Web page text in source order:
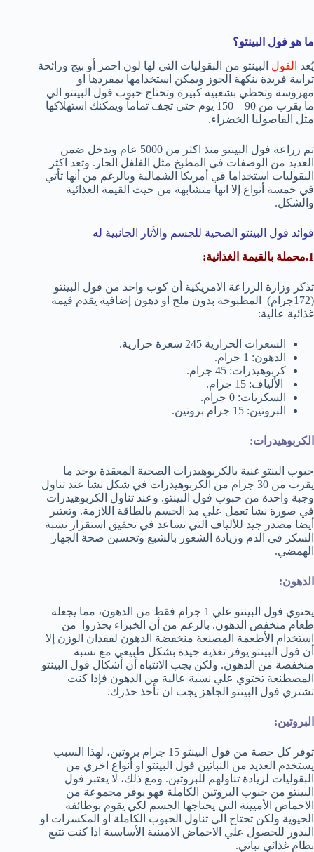
ما هو فول البينتو؟
يُعد الفول البينتو من البقوليات التي لها لون احمر أو بيج ورائحة
ترابية فريدة بنكهة الجوز ويمكن استخدامها بمفردها او
مهروسة وتحظي بشعبية كبيرة وتحتاج حبوب فول البينتو الي
ما يقرب من 90 – 150 يوم حتي تجف تماماً ويمكنك استهلاكها
مثل الفاصوليا الخضراء.
تم زراعة فول البينتو منذ اكثر من 5000 عام وتدخل ضمن
العديد من الوصفات في المطبخ مثل الفلفل الحار. وتعد اكثر
البقوليات استخداما في أمريكا الشمالية وبالرغم من أنها تأتي
في خمسة أنواع إلا انها متشابهة من حيث القيمة الغذائية
والشكل.
فوائد فول البينتو الصحية للجسم والأثار الجانبية له
1.محملة بالقيمة الغذائية:
تذكر وزارة الزراعة الامريكية أن كوب واحد من فول البينتو
(172جرام) المطبوخة بدون ملح او دهون إضافية يقدم قيمة
غذائية عالية:
السعرات الحرارية 245 سعرة حرارية.
الدهون: 1 جرام.
كربوهيدرات: 45 جرام.
الألياف: 15 جرام.
السكريات: 0 جرام.
البروتين: 15 جرام بروتين.
الكربوهيدرات:
حبوب البنتو غنية بالكربوهيدرات الصحية المعقدة يوجد ما
يقرب من 30 جرام من الكربوهيدرات في شكل نشا عند تناول
وجبة واحدة من حبوب فول البينتو. وعند تناول الكربوهيدرات
في صورة نشا تعمل علي مد الجسم بالطاقة اللازمة. وتعتبر
أيضا مصدر جيد للألياف التي تساعد في تحقيق استقرار نسبة
السكر في الدم وزيادة الشعور بالشبع وتحسين صحة الجهاز
الهمضي.
الدهون:
يحتوي فول البينتو علي 1 جرام فقط من الدهون، مما يجعله
طعام منخفض الدهون. بالرغم من أن الخبراء يحذروا من
استخدام الأطعمة المصنعة منخفضة الدهون لفقدان الوزن إلا
أن فول البينتو يوفر تغذية جيدة بشكل طبيعي مع نسبة
منخفضة من الدهون. ولكن يجب الانتباه أن أشكال فول البينتو
المصطنعة تحتوي علي نسبة عالية من الدهون فإذا كنت
تشتري فول البينتو الجاهز يجب ان تأخذ حذرك.
البروتين:
توفر كل حصة من فول البينتو 15 جرام بروتين، لهذا السبب
يستخدم العديد من النباتين فول البينتو او أنواع اخري من
البقوليات لزيادة تناولهم للبروتين. ومع ذلك، لا يعتبر فول
البينتو من حبوب البروتين الكاملة فهو يوفر مجموعة من
الاحماض الأميينة التي يحتاجها الجسم لكي يقوم بوظائفه
الحيوية ولكن تحتاج الي تناول الحبوب الكاملة او المكسرات او
البذور للحصول علي الاحماض الامينية الأساسية اذا كنت تتبع
نظام غذائي نباتي.